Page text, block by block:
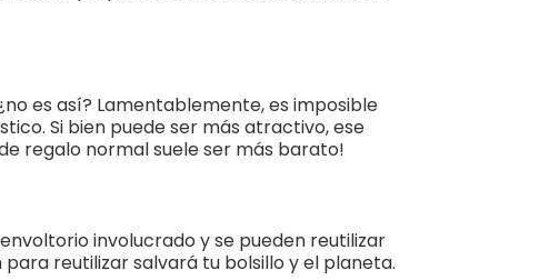
es así? Lamentablemente, es imposible
Si bien puede ser más atractivo, ese
regalo normal suele ser más barato!
involucrado y se pueden reutilizar
reutilizar salvará tu bolsillo y el planeta.